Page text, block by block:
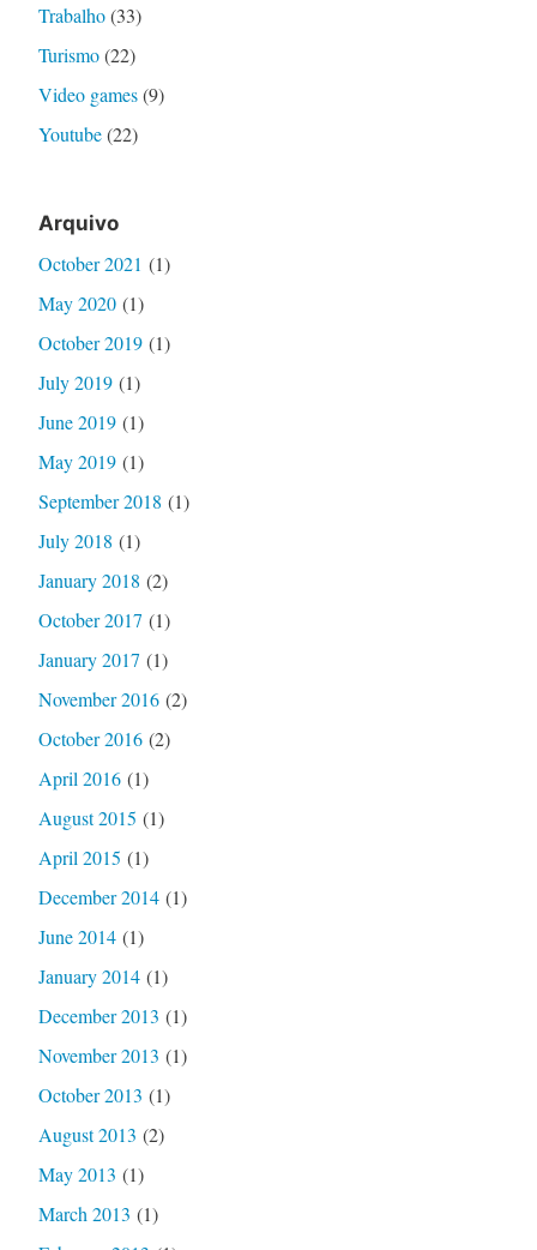
Trabalho(33)
Turismo(22)
Video games(9)
Youtube(22)
Arquivo
October 2021 (1)
May 2020(1)
October 2019(1)
July 2019(1)
June 2019(1)
May 2019(1)
September 2018 (1)
July 2018 (1)
January 2018 (2)
October 2017 (1)
January 2017 (1)
November 2016(2)
October 2016(2)
April 2016(1)
August 2015 (1)
April 2015 (1)
December 2014(1)
June 2014(1)
January 2014(1)
December 2013 (1)
November 2013 (1)
October 2013 (1)
August 2013 (2)
May 2013 (1)
March 2013 (1)